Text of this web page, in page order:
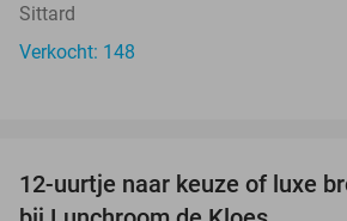
Sittard
Verkocht: 148
12-uurtje naar keuze of luxe